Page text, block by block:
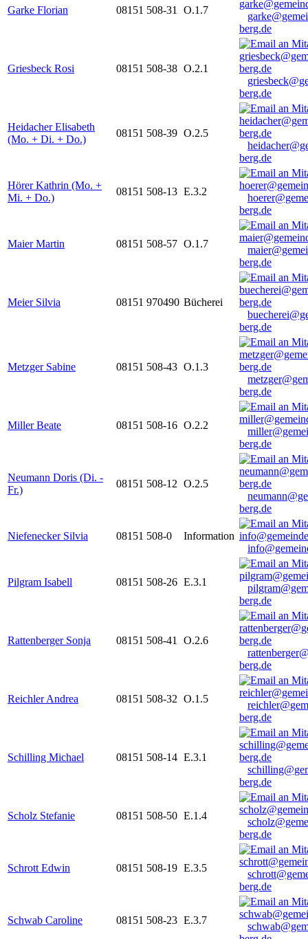
Garke Florian 08151 508-31 O.1.7
berg.de
Griesbeck Rosi 08151 508-38 O.2.1
berg.de
Heidacher Elisabeth
(Mo. + Di. + Do.)
08151 508-39 O.2.5
berg.de
Hörer Kathrin (Mo. +
Mi. + Do.)
08151 508-13 E.3.2
berg.de
Maier Martin 08151 508-57 O.1.7
berg.de
Meier Silvia 08151 970490 Bücherei
berg.de
Metzger Sabine 08151 508-43 O.1.3
berg.de
Miller Beate 08151 508-16 O.2.2
berg.de
Neumann Doris (Di. -
Fr.)
08151 508-12 O.2.5
berg.de
Niefenecker Silvia 08151 508-0
Information
Pilgram Isabell 08151 508-26 E.3.1
berg.de
Rattenberger Sonja 08151 508-41
O.2.6
berg.de
Reichler Andrea 08151 508-32 O.1.5
berg.de
Schilling Michael 08151 508-14 E.3.1
berg.de
Scholz Stefanie 08151 508-50 E.1.4
berg.de
Schrott Edwin 08151 508-19 E.3.5
berg.de
Schwab Caroline 08151 508-23 E.3.7